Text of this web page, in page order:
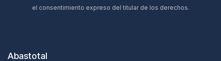
el consentimiento expreso del titular de los derechos.
Abastotal